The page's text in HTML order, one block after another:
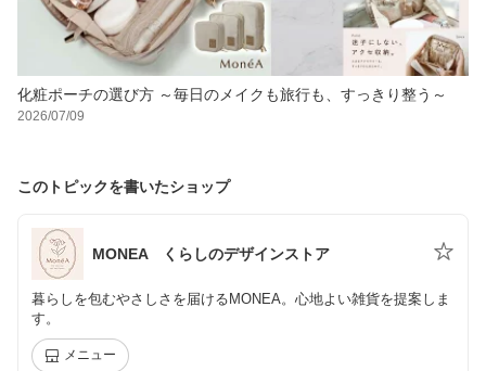
化粧ポーチの選び方 ～毎日のメイクも旅行も、すっきり整う～
2026/07/09
このトピックを書いたショップ
MONEA くらしのデザインストア
暮らしを包むやさしさを届けるMONEA。心地よい雑貨を提案しま
す。
メニュー